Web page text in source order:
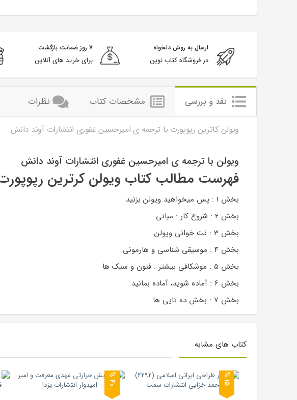
ارسال به روش دلخواه
در فروشگاه کتاب نوین
7 روز ضمانت بازگشت
برای خرید های آنلاین
نقد و بررسی مشخصات کتاب نظرات
ویولن کاترین رپوپورت با ترجمه ی امیرحسین غفوری انتشارات آوند دانش
ویولن با ترجمه ی امیرحسین غفوری انتشارات آوند دانش
فهرست مطالب کتاب ویولن کرترین
بخش 1 : پس میخواهید ویولن بزنید
بخش 2 : شروع کار : مبانی
بخش 3 : نت خوانی ویولن
بخش 4 : موسیقی شناسی و هارمونی
بخش 5 : موشکافی بیشتر : فنون و سبک ها
بخش 6 : آماده شوید، آماده بمانید
بخش 7 : بخش ده تایی ها
کتاب های مشابه
1
5
%
4
0
%